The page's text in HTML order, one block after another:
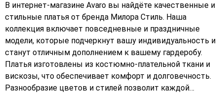
В интернет-магазине Avaro вы найдёте качественные и
стильные платья от бренда Милора Стиль. Наша
коллекция включает повседневные и праздничные
модели, которые подчеркнут вашу индивидуальность и
станут отличным дополнением к вашему гардеробу.
Платья изготовлены из костюмно-плательной ткани и
вискозы, что обеспечивает комфорт и долговечность.
Разнообразие цветов и стилей позволит каждой